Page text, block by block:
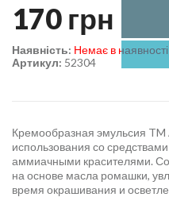
170 грн
Артикул: 52304
Наявність: Немає в наявності
Кремообразная эмульсия TM
использования со
аммиачными красителями.
на основе масла ромашки,
время окрашивания и